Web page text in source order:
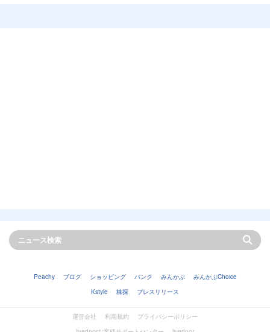
Peachy ブログ ショッピング バンク みんかぶ
みんかぶChoice
Kstyle
株探 プレスリリース
運営会社 利用規約
プライバシーポリシー